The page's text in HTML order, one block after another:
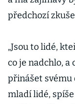
předchozí
„Jsou to lidé,
co je nadchlo, a
přinášet svému
mladí lidé,